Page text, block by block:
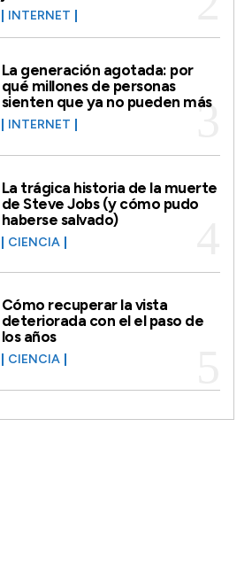
INTERNET
La generación agotada: por
qué millones de personas
sienten que ya no pueden más
INTERNET
La trágica historia de la muerte
de Steve Jobs (y cómo pudo
haberse salvado)
CIENCIA
Cómo recuperar la vista
deteriorada con el el paso de
los años
CIENCIA